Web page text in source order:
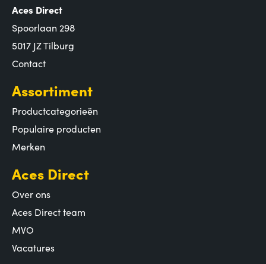
Aces Direct
Spoorlaan 298
5017 JZ Tilburg
Contact
Assortiment
Productcategorieën
Populaire producten
Merken
Aces Direct
Over ons
Aces Direct team
MVO
Vacatures